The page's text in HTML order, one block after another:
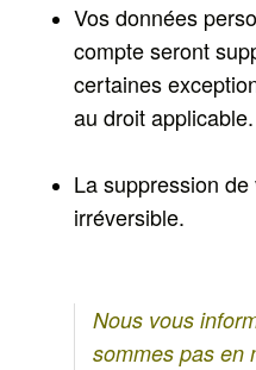
Vos données
compte seront
certaines
au droit applicable.
La suppression
irréversible.
Nous vous
sommes pas en